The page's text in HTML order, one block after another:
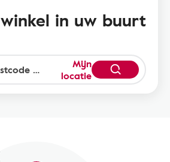
in uw buurt
Mijn
locatie